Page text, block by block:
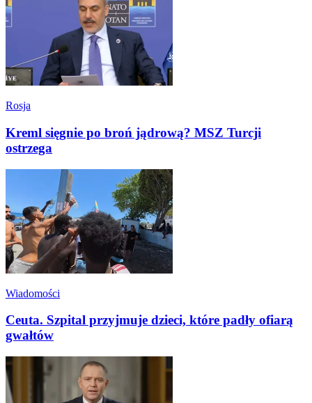
Rosja
Kreml sięgnie po broń jądrową? MSZ Turcji
ostrzega
Wiadomości
Ceuta. Szpital przyjmuje dzieci, które padły ofiarą
gwałtów